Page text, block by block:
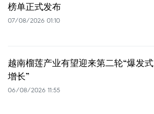
榜单正式发布
07/08/2026 01:10
越南榴莲产业有望迎来第二轮“爆发式
增长”
06/08/2026 11:55